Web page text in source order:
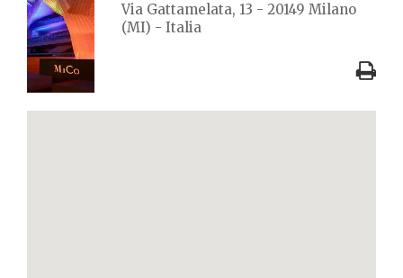
Via Gattamelata, 13 - 20149 Milano
(MI) - Italia